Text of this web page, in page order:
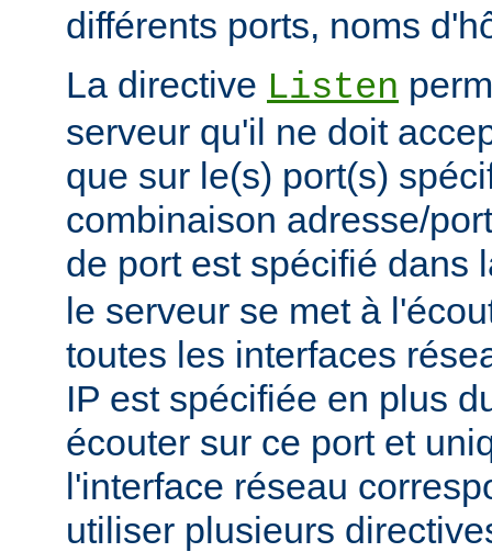
différents ports, noms
La directive Listen
serveur qu'il ne doit
que sur le(s) port(s)
combinaison adresse/
de port est spécifié dans
le serveur se met à
toutes les interfaces
IP est spécifiée en plus
écouter sur ce port et
l'interface réseau
utiliser plusieurs